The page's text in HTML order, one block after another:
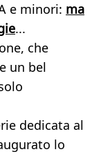
e minori: ma
...
che
un bel
dedicata al
lo